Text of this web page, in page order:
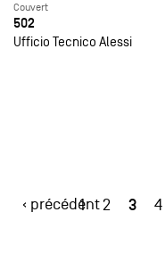
Couvert
502
Ufficio Tecnico Alessi
‹ précédent
1 2 3 4